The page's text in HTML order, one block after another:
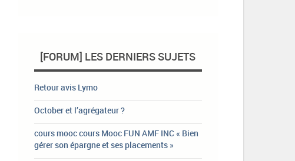
[FORUM] LES DERNIERS SUJETS
Retour avis Lymo
October et l’agrégateur ?
cours mooc cours Mooc FUN AMF INC « Bien
gérer son épargne et ses placements »